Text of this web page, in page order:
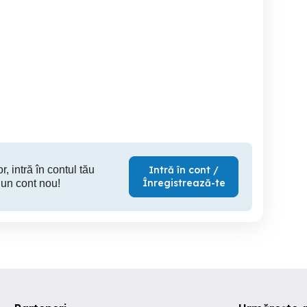
intră în contul tău
cont nou!
Intră în cont /
Înregistrează-te